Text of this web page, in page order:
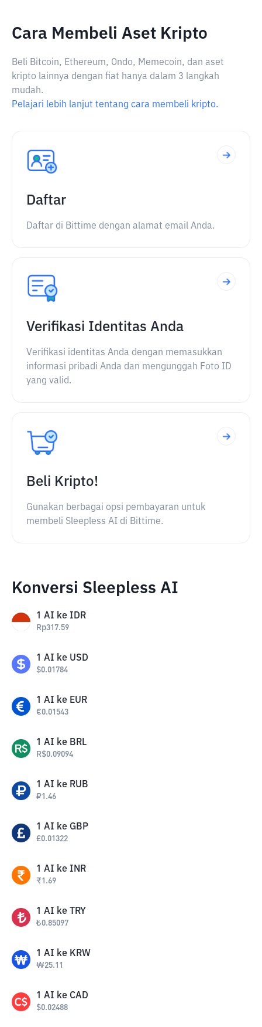
Cara Membeli Aset Kripto
Beli Bitcoin, Ethereum, Ondo, Memecoin, dan aset
kripto lainnya dengan fiat hanya dalam 3 langkah
mudah.
Pelajari lebih lanjut tentang cara membeli kripto.
Daftar
Daftar di Bittime dengan alamat email Anda.
Verifikasi Identitas Anda
Verifikasi identitas Anda dengan memasukkan
informasi pribadi Anda dan mengunggah Foto ID
yang valid.
Beli Kripto!
Gunakan berbagai opsi pembayaran untuk
membeli Sleepless AI di Bittime.
Konversi Sleepless AI
1 AI ke IDR
Rp317.59
1 AI ke USD
$0.01784
1 AI ke EUR
€0.01543
1 AI ke BRL
R$0.09094
1 AI ke RUB
₽1.46
1 AI ke GBP
£0.01322
1 AI ke INR
₹1.69
1 AI ke TRY
₺0.85097
1 AI ke KRW
₩25.11
1 AI ke CAD
$0.02488